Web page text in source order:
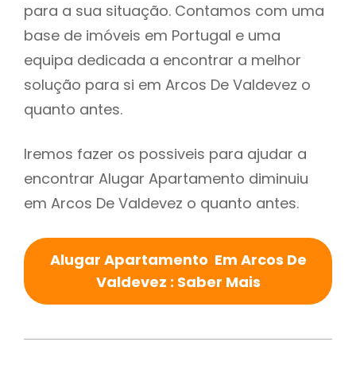
para a sua situação. Contamos com uma
base de imóveis em Portugal e uma
equipa dedicada a encontrar a melhor
solução para si em Arcos De Valdevez o
quanto antes.
Iremos fazer os possiveis para ajudar a
encontrar Alugar Apartamento diminuiu
em Arcos De Valdevez o quanto antes.
Alugar Apartamento Em Arcos De
Valdevez : Saber Mais